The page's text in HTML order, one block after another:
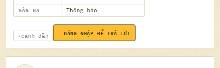
SÂN GA Thông báo
canh dần ĐĂNG NHẬP ĐỂ TRẢ LỜI